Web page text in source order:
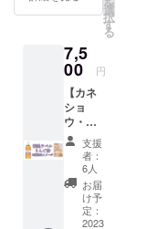
色プリ
ント(紫
色)
(M、L、
選びく
ださ
定がな
い場
合、男
性はLサ
イズ、
女性は
Mサイ
ズを発
送しま
特製の
を、今
回のク
ラウド
ファン
ディン
グのた
めに用
意した
特別な
パッ
ケージ
に入れ
選
択
す
る
7,5
00 円
【カネ
ショ
ウ・東
奥義塾
ラベル
りんご
酢】 弘
前市の
「カネ
ショ
支援
者：
6人
お届
け予
定：
2023